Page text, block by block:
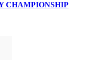
CHAMPIONSHIP